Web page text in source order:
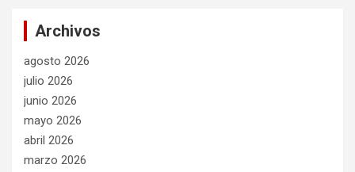
Archivos
agosto 2026
julio 2026
junio 2026
mayo 2026
abril 2026
marzo 2026